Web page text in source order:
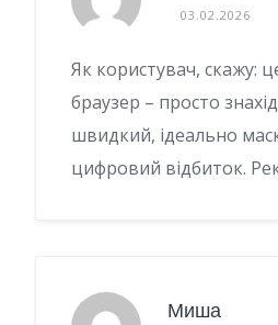
03.02.2026
Як користувач, скажу:
браузер – просто
швидкий, ідеально
цифровий відбиток.
Миша